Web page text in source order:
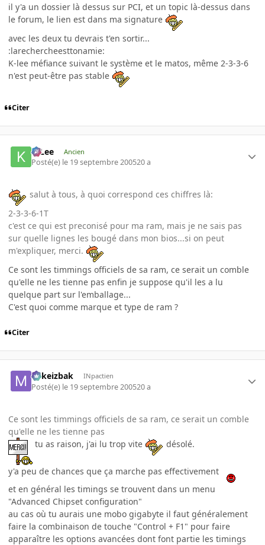
il y'a un dossier là dessus sur PCI, et un topic là-dessus dans
le forum, le lien est dans ma signature
avec les deux tu devrais t'en sortir...
:larechercheesttonamie:
K-lee méfiance suivant le système et le matos, même 2-3-3-6
n'est peut-être pas stable
Citer
K-Lee Ancien
Posté(e) le 19 septembre 200520 a
salut à tous, à quoi correspond ces chiffres là:
2-3-3-6-1T
c'est ce qui est preconisé pour ma ram, mais je ne sais pas
sur quelle lignes les bougé dans mon bios...si on peut
m'expliquer, merci.
Ce sont les timmings officiels de sa ram, ce serait un comble
qu'elle ne les tienne pas enfin je suppose qu'il les a lu
quelque part sur l'emballage...
C'est quoi comme marque et type de ram ?
Citer
Mikeizbak INpactien
Posté(e) le 19 septembre 200520 a
Ce sont les timmings officiels de sa ram, ce serait un comble
qu'elle ne les tienne pas
tu as raison, j'ai lu trop vite
désolé.
y'a peu de chances que ça marche pas effectivement
et en général les timings se trouvent dans un menu
"Advanced Chipset configuration"
au cas où tu aurais une mobo gigabyte il faut généralement
faire la combinaison de touche "Control + F1" pour faire
apparaître les options avancées dont font partie les timings